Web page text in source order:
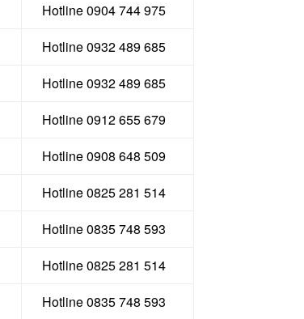
Hotline 0904 744 975
Hotline 0932 489 685
Hotline 0932 489 685
Hotline 0912 655 679
Hotline 0908 648 509
Hotline 0825 281 514
Hotline 0835 748 593
Hotline 0825 281 514
Hotline 0835 748 593